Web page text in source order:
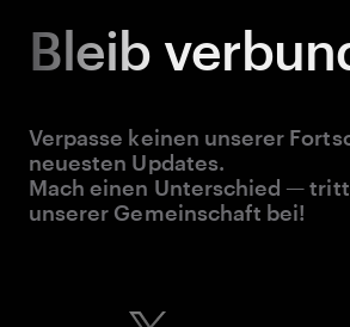
Bleib
Verpasse keinen unserer
neuesten Updates.
Mach einen Unterschied —
unserer Gemeinschaft bei!